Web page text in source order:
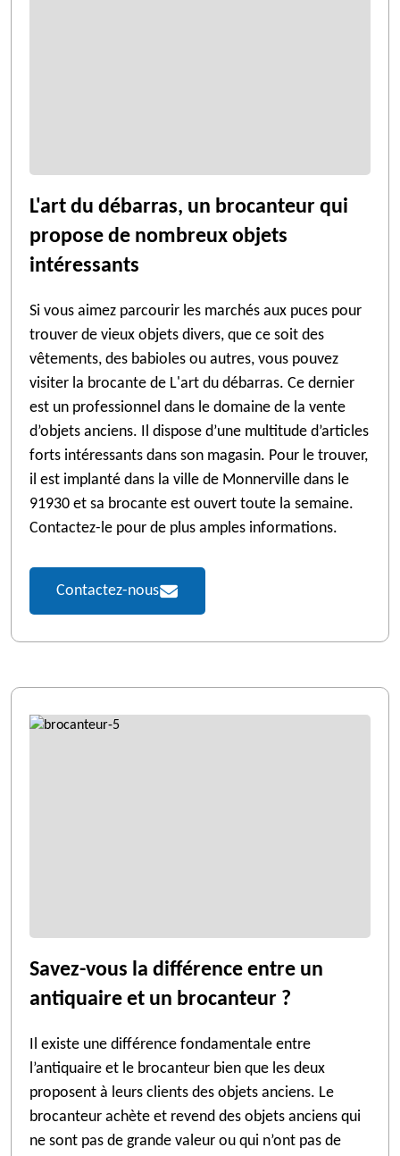
L'art du débarras, un brocanteur qui
propose de nombreux objets
intéressants
Si vous aimez parcourir les marchés aux puces pour
trouver de vieux objets divers, que ce soit des
vêtements, des babioles ou autres, vous pouvez
visiter la brocante de L'art du débarras. Ce dernier
est un professionnel dans le domaine de la vente
d’objets anciens. Il dispose d’une multitude d’articles
forts intéressants dans son magasin. Pour le trouver,
il est implanté dans la ville de Monnerville dans le
91930 et sa brocante est ouvert toute la semaine.
Contactez-le pour de plus amples informations.
Contactez-nous
Savez-vous la différence entre un
antiquaire et un brocanteur ?
Il existe une différence fondamentale entre
l’antiquaire et le brocanteur bien que les deux
proposent à leurs clients des objets anciens. Le
brocanteur achète et revend des objets anciens qui
ne sont pas de grande valeur ou qui n’ont pas de